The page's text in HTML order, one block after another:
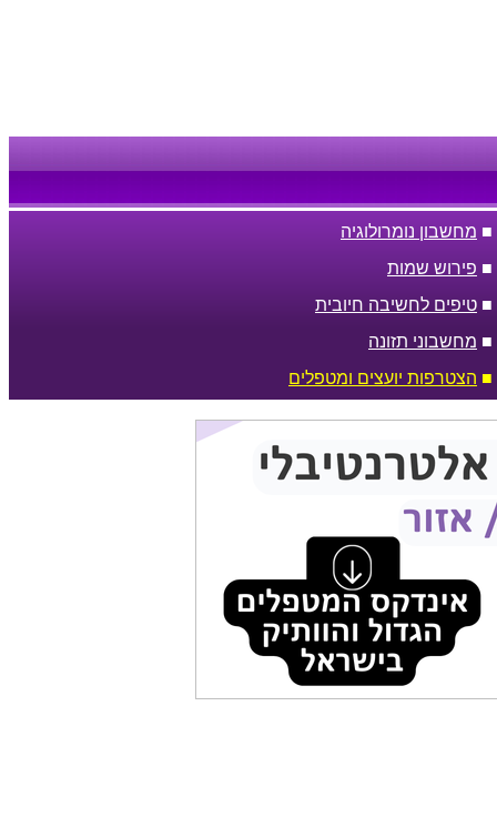
■ מחשבון נומרולוגיה
■ פירוש שמות
■ טיפים לחשיבה חיובית
■ מחשבוני תזונה
■ הצטרפות יועצים ומטפלים